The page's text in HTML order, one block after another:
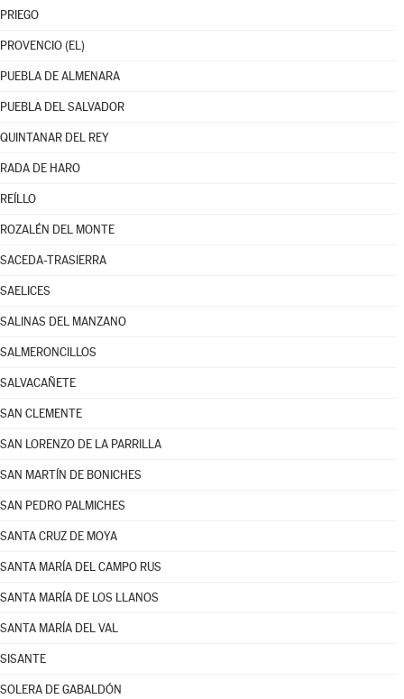
PRIEGO
PROVENCIO (EL)
PUEBLA DE ALMENARA
PUEBLA DEL SALVADOR
QUINTANAR DEL REY
RADA DE HARO
REÍLLO
ROZALÉN DEL MONTE
SACEDA-TRASIERRA
SAELICES
SALINAS DEL MANZANO
SALMERONCILLOS
SALVACAÑETE
SAN CLEMENTE
SAN LORENZO DE LA PARRILLA
SAN MARTÍN DE BONICHES
SAN PEDRO PALMICHES
SANTA CRUZ DE MOYA
SANTA MARÍA DEL CAMPO RUS
SANTA MARÍA DE LOS LLANOS
SANTA MARÍA DEL VAL
SISANTE
SOLERA DE GABALDÓN